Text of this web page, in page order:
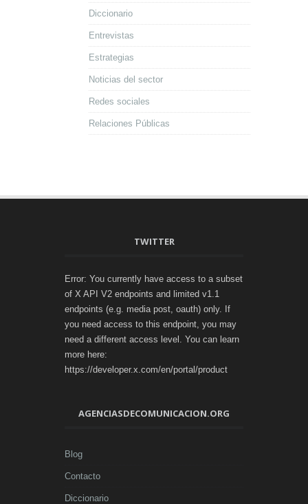
Diccionario
Entrevistas
Estrategias
Noticias del sector
Redes sociales
Relaciones Públicas
TWITTER
Error: You currently have access to a subset
of X API V2 endpoints and limited v1.1
endpoints (e.g. media post, oauth) only. If
you need access to this endpoint, you may
need a different access level. You can learn
more here:
https://developer.x.com/en/portal/product
AGENCIASDECOMUNICACION.ORG
Blog
Contacto
Diccionario